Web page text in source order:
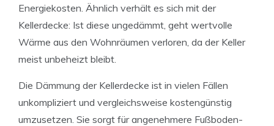
Energiekosten. Ähnlich verhält es sich mit der
Kellerdecke: Ist diese ungedämmt, geht wertvolle
Wärme aus den Wohnräumen verloren, da der Keller
meist unbeheizt bleibt.
Die Dämmung der Kellerdecke ist in vielen Fällen
unkompliziert und vergleichsweise kostengünstig
umzusetzen. Sie sorgt für angenehmere Fußboden-